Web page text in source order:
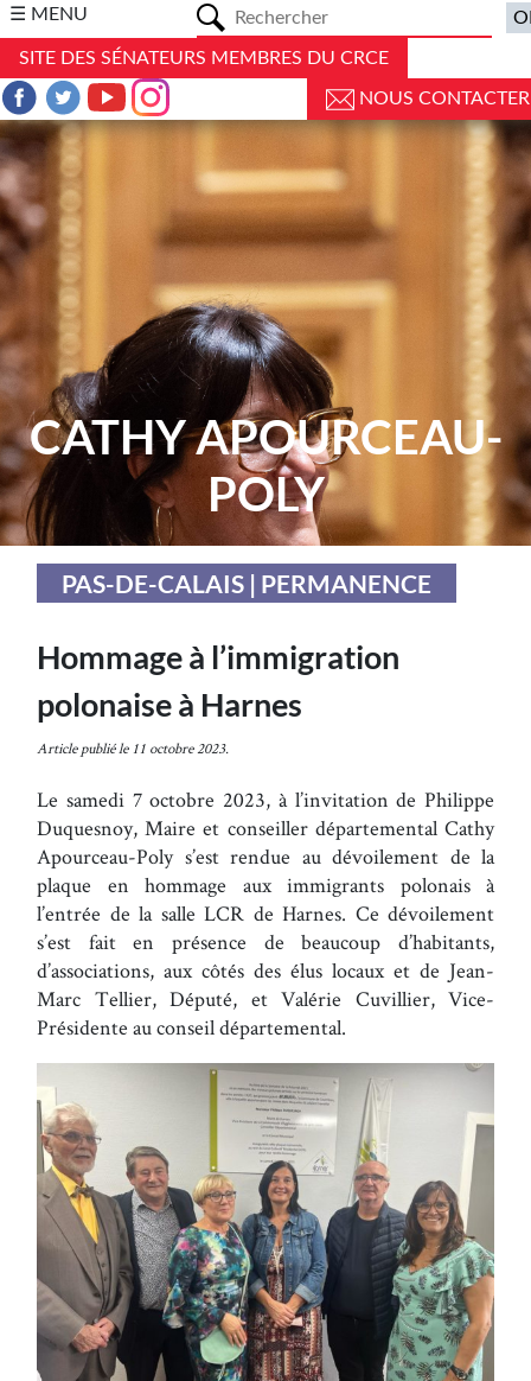
☰ MENU
SITE DES SÉNATEURS MEMBRES DU CRCE
NOUS CONTACTER
CATHY APOURCEAU-
POLY
PAS-DE-CALAIS | PERMANENCE
Hommage à l’immigration
polonaise à Harnes
Article publié le 11 octobre 2023.
Le samedi 7 octobre 2023, à l’invitation de Philippe
Duquesnoy, Maire et conseiller départemental Cathy
Apourceau-Poly s’est rendue au dévoilement de la
plaque en hommage aux immigrants polonais à
l’entrée de la salle LCR de Harnes. Ce dévoilement
s’est fait en présence de beaucoup d’habitants,
d’associations, aux côtés des élus locaux et de Jean-
Marc Tellier, Député, et Valérie Cuvillier, Vice-
Présidente au conseil départemental.